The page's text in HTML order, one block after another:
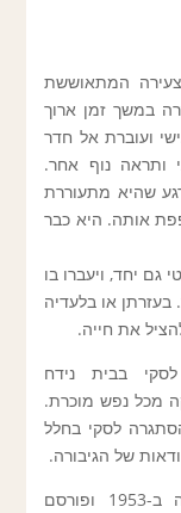
אם צעירה המתאוששת
במשך זמן ארוך
ועוברת אל חדר
ותראה נוף אחר.
שהיא מתעוררת
אותה. היא כבר
גם יחד, ויעברו בו
בעזרתן או בלעדיה
את חייה.
בבית נידח
מכל נפש מוכרת.
לסקי בחלל
של הגיבורה.
ראה אור לראשונה ב-1953 ופורסם